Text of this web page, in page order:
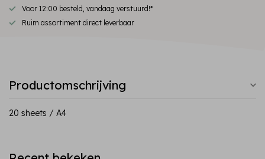
Voor 12:00 besteld, vandaag verstuurd!*
Ruim assortiment direct leverbaar
Productomschrijving
20 sheets / A4